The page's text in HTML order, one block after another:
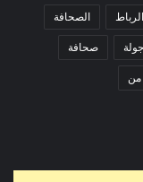
الرباط الصحافة
جولة صحافة
من